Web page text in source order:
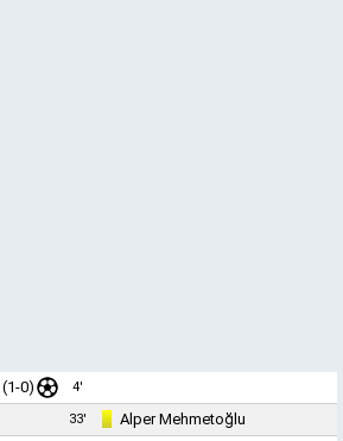
(1-0) 4'
33' Alper Mehmetoğlu